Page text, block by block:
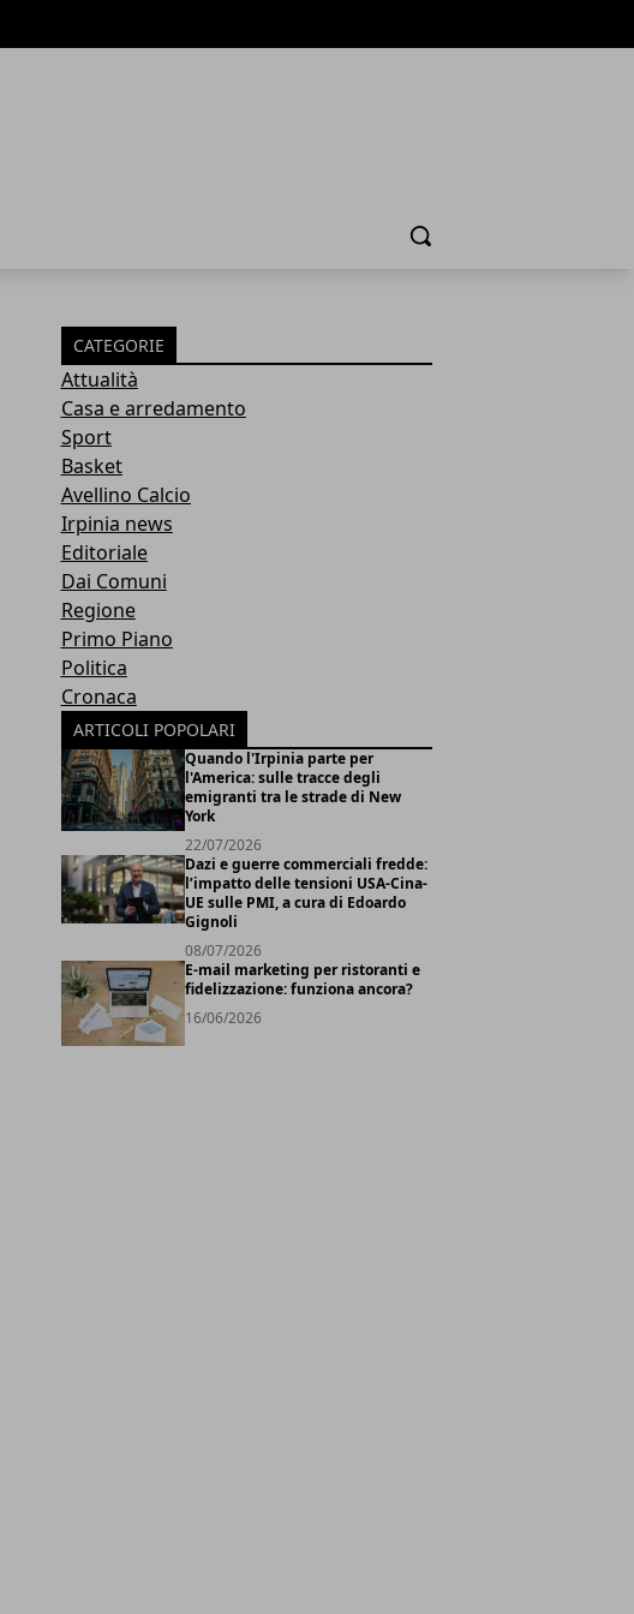
Cerca
CATEGORIE
Attualità
Casa e arredamento
Sport
Basket
Avellino Calcio
Irpinia news
Editoriale
Dai Comuni
Regione
Primo Piano
Politica
Cronaca
ARTICOLI POPOLARI
Quando l'Irpinia parte per
l'America: sulle tracce degli
emigranti tra le strade di New
York
22/07/2026
Dazi e guerre commerciali fredde:
l’impatto delle tensioni USA-Cina-
UE sulle PMI, a cura di Edoardo
Gignoli
08/07/2026
E-mail marketing per ristoranti e
fidelizzazione: funziona ancora?
16/06/2026